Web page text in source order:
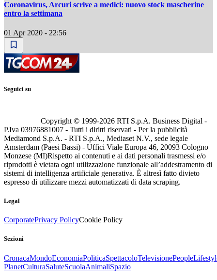
Coronavirus, Arcuri scrive a medici: nuovo stock mascherine
entro la settimana
01 Apr 2020 - 22:56
Seguici su
Copyright © 1999-2026 RTI S.p.A. Business Digital -
P.Iva 03976881007 - Tutti i diritti riservati - Per la pubblicità
Mediamond S.p.A. - RTI S.p.A., Mediaset N.V., sede legale
Amsterdam (Paesi Bassi) - Uffici Viale Europa 46, 20093 Cologno
Monzese (MI)Rispetto ai contenuti e ai dati personali trasmessi e/o
riprodotti è vietata ogni utilizzazione funzionale all’addestramento di
sistemi di intelligenza artificiale generativa. È altresì fatto divieto
espresso di utilizzare mezzi automatizzati di data scraping.
Legal
CorporatePrivacy PolicyCookie Policy
Sezioni
CronacaMondoEconomiaPoliticaSpettacoloTelevisionePeople
PlanetCulturaSaluteScuolaAnimaliSpazio